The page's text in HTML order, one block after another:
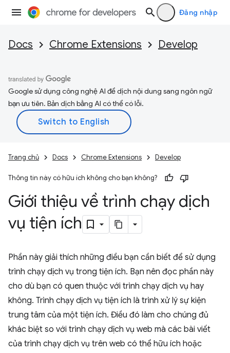
Đăng nhập
Docs Chrome Extensions Develop
Google sử dụng công nghệ AI để dịch nội dung sang ngôn ngữ
bạn ưu tiên. Bản dịch bằng AI có thể có lỗi.
Trang chủ Docs Chrome Extensions Develop
Thông tin này có hữu ích không cho bạn không?
Giới thiệu về trình chạy dịch
vụ tiện ích
Phần này giải thích những điều bạn cần biết để sử dụng
trình chạy dịch vụ trong tiện ích. Bạn nên đọc phần này
cho dù bạn có quen thuộc với trình chạy dịch vụ hay
không. Trình chạy dịch vụ tiện ích là trình xử lý sự kiện
trung tâm của một tiện ích. Điều đó làm cho chúng đủ
khác biệt so với trình chạy dịch vụ web mà các bài viết
của trình chạy dịch vụ trên web có thể hữu ích hoặc